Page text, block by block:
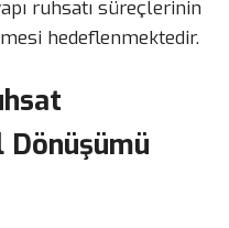
ruhsatı süreçlerinin
hedeflenmektedir.